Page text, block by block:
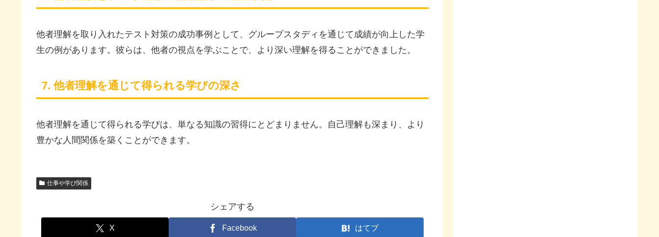
他者理解を取り入れたテスト対策の成功事例として、グループスタディを通じて成績が向上した学
生の例があります。彼らは、他者の視点を学ぶことで、より深い理解を得ることができました。
7. 他者理解を通じて得られる学びの深さ
他者理解を通じて得られる学びは、単なる知識の習得にとどまりません。自己理解も深まり、より
豊かな人間関係を築くことができます。
仕事や学び関係
シェアする
X Facebook はてブ